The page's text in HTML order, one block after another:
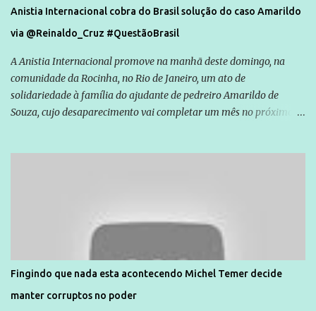
Anistia Internacional cobra do Brasil solução do caso Amarildo
via @Reinaldo_Cruz #QuestãoBrasil
A Anistia Internacional promove na manhã deste domingo, na
comunidade da Rocinha, no Rio de Janeiro, um ato de
solidariedade à família do ajudante de pedreiro Amarildo de
Souza, cujo desaparecimento vai completar um mês no próximo
são vítimas de violência, estão em situação de risco ou têm seus
direitos violados. Leia mais: Anistia Internacional cobra do Brasil
solução do caso Amarildo - Terra Brasil
Fingindo que nada esta acontecendo Michel Temer decide
manter corruptos no poder